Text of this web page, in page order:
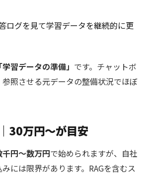
ログを見て学習データを継続的に更
「学習データの準備」 です。チャットボ
照させる元データの整備状況でほぼ
30万円〜が目安
千円〜数万円で始められますが、自社
には限界があります。RAGを含むス